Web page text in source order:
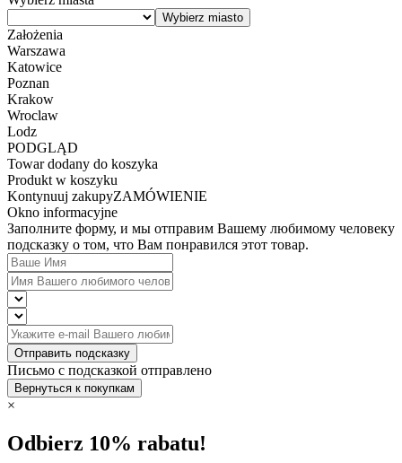
Założenia
Warszawa
Katowice
Poznan
Krakow
Wroclaw
Lodz
PODGLĄD
Towar dodany do koszyka
Produkt w koszyku
Kontynuuj zakupyZAMÓWIENIE
Okno informacyjne
Заполните форму, и мы отправим Вашему любимому человеку
подсказку о том, что Вам понравился этот товар.
Отправить подсказку
Письмо с подсказкой отправлено
Вернуться к покупкам
×
Odbierz 10% rabatu!